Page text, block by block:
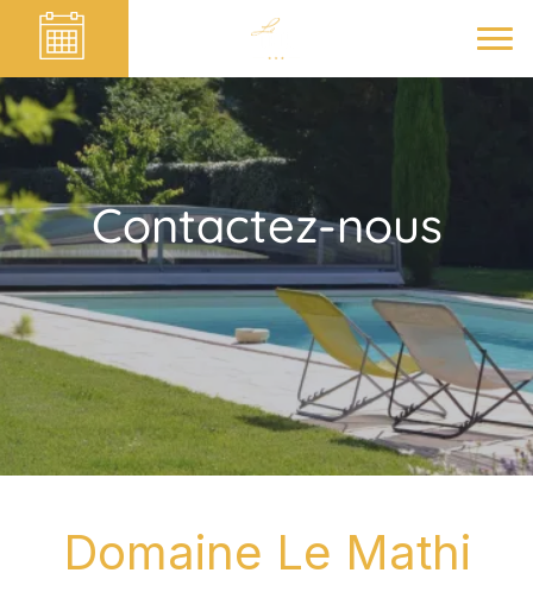
Contactez-nous
Domaine Le Mathi